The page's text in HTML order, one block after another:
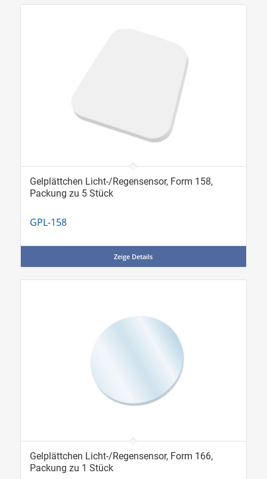
Gelplättchen Licht-/Regensensor, Form 158,
Packung zu 5 Stück
GPL-158
Zeige Details
Gelplättchen Licht-/Regensensor, Form 166,
Packung zu 1 Stück